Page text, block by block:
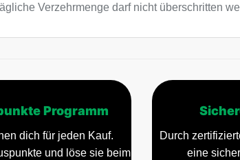
Verzehrmenge darf nicht überschritten
Programm
dich für jeden Kauf.
und löse sie beim
Durch
eine